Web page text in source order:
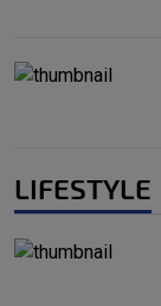
LIFESTYLE